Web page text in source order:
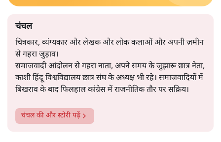
चंचल
चित्रकार, व्यंग्यकार और लेखक और लोक कलाओं और अपनी ज़मीन
से गहरा जुड़ाव।
समाजवादी आंदोलन से गहरा नाता, अपने समय के जुझारू छात्र नेता,
काशी हिंदू विश्वविद्यालय छात्र संघ के अध्यक्ष भी रहे। समाजवादियों में
बिखराव के बाद फिलहाल कांग्रेस में राजनीतिक तौर पर सक्रिय।
चंचलकी और स्टोरी पढ़ें